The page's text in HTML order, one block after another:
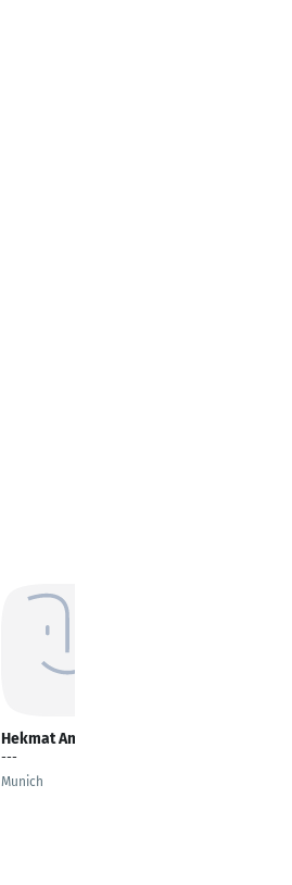
Hekmat Amin
---
Munich